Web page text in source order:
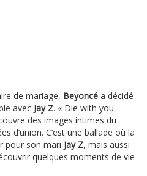
de mariage, Beyoncé a décidé
avec Jay Z. « Die with you
des images intimes du
d’union. C’est une ballade où la
pour son mari Jay Z, mais aussi
quelques moments de vie